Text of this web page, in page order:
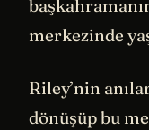
merkezinde
Riley’nin
dönüşüp bu